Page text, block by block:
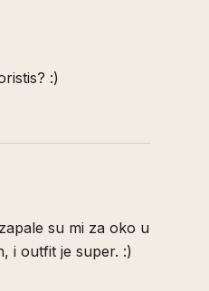
:)
su mi za oko u
i outfit je super. :)